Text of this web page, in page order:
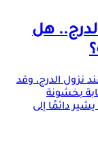
هل
نزول الدرج، وقد
بخشونة
دائمًا إلى